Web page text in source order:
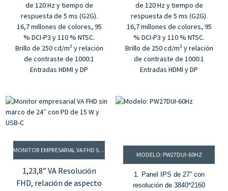
de 120 Hz y tiempo de
respuesta de 5 ms (G2G).
16,7 millones de colores, 95
% DCI-P3 y 110 % NTSC.
Brillo de 250 cd/m² y relación
de contraste de 1000:1
Entradas HDMI y DP
de 120 Hz y tiempo de
respuesta de 5 ms (G2G).
16,7 millones de colores, 95
% DCI-P3 y 110 % NTSC.
Brillo de 250 cd/m² y relación
de contraste de 1000:1
Entradas HDMI y DP
MONITOR EMPRESARIAL VA FHD SIN MARCO DE 24” CON PD DE 15 W Y USB-C
1,23,8” VA Resolución
FHD, relación de aspecto
MODELO: PW27DUI-60HZ
1. Panel IPS de 27” con
resolución de 3840*2160